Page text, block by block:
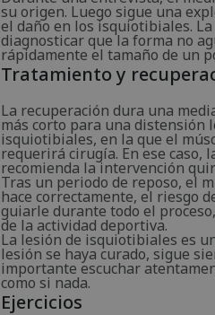
su origen. Luego sigue una
el daño en los isquiotibiales.
diagnosticar que la forma no
rápidamente el tamaño de un
Tratamiento y
La recuperación dura una
más corto para una distensión
isquiotibiales, en la que el
requerirá cirugía. En ese caso,
recomienda la intervención
Tras un periodo de reposo, el
hace correctamente, el riesgo
guiarle durante todo el
de la actividad deportiva.
La lesión de isquiotibiales es
lesión se haya curado, sigue
importante escuchar
como si nada.
Ejercicios